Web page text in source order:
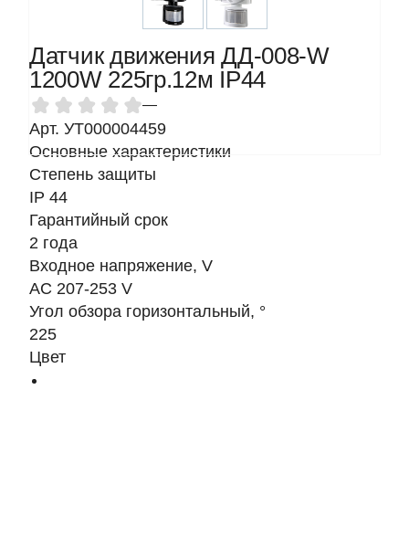
Датчик движения ДД-008-W
1200W 225гр.12м IP44
—
Арт. УТ000004459
Основные характеристики
Степень защиты
IP 44
Гарантийный срок
2 года
Входное напряжение, V
AC 207-253 V
Угол обзора горизонтальный, °
225
Цвет